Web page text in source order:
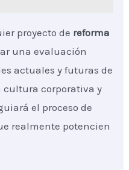
proyecto de reforma
una evaluación
actuales y futuras de
cultura corporativa y
el proceso de
realmente potencien